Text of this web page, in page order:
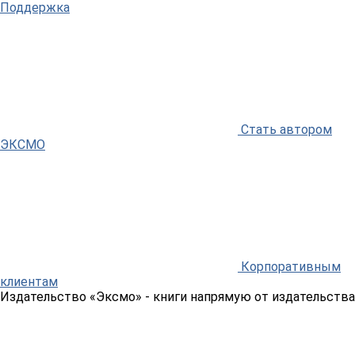
Поддержка
Стать автором
ЭКСМО
Корпоративным
клиентам
Издательство «Эксмо» - книги напрямую от издательства